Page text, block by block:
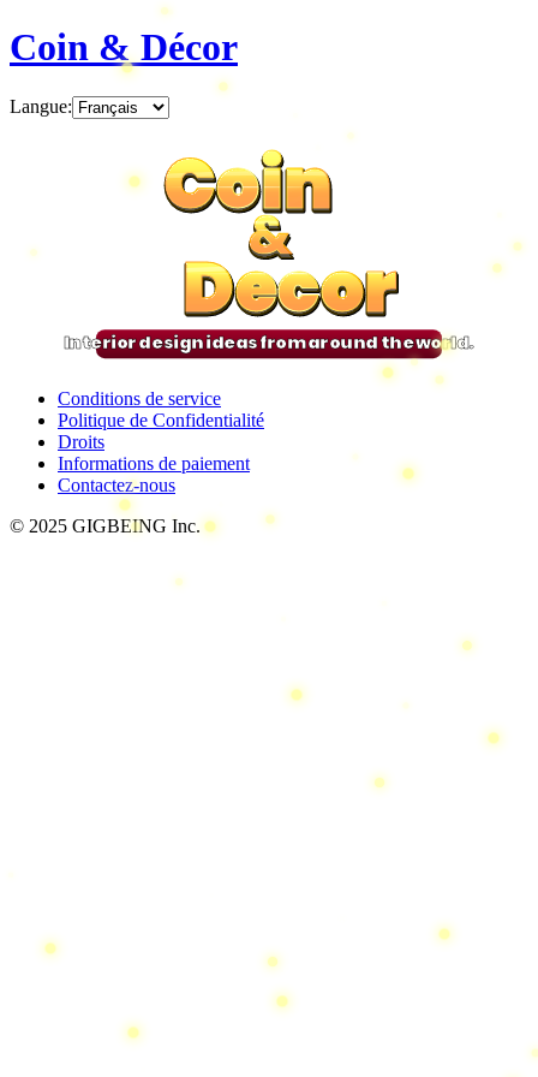
Coin & Décor
Langue:
Coin
&
Decor
Coin
&
Decor
Coin
&
Decor
Coin
&
Decor
Interior design ideas from around the world.
Conditions de service
Politique de Confidentialité
Droits
Informations de paiement
Contactez-nous
© 2025 GIGBEING Inc.